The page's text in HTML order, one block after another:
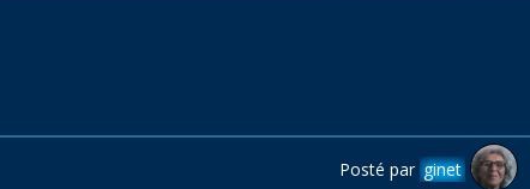
Posté par ginet